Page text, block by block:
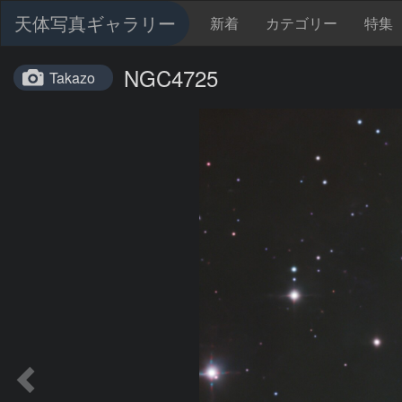
天体写真ギャラリー 新着 カテゴリー 特集
Takazo NGC4725